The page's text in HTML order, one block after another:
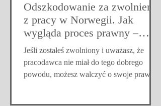
Odszkodowanie za zwolnienie
z pracy w Norwegii. Jak
wygląda proces prawny –
przedsądowy i sądowy?
Jeśli zostałeś zwolniony i uważasz, że
pracodawca nie miał do tego dobrego
powodu, możesz walczyć o swoje prawa.